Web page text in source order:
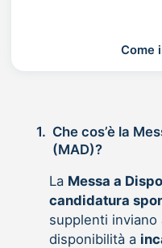
Come
1. Che cos’è la Messa a
(MAD)?
La Messa a
candidatura
supplenti
disponibilità a